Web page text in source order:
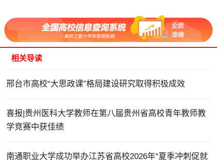
相关导读
邢台市高校“大思政课”格局建设研究取得积极成效
喜报|贵州医科大学教师在第八届贵州省高校青年教师教
学竞赛中获佳绩
南通职业大学成功举办江苏省高校2026年“夏季冲刺促就